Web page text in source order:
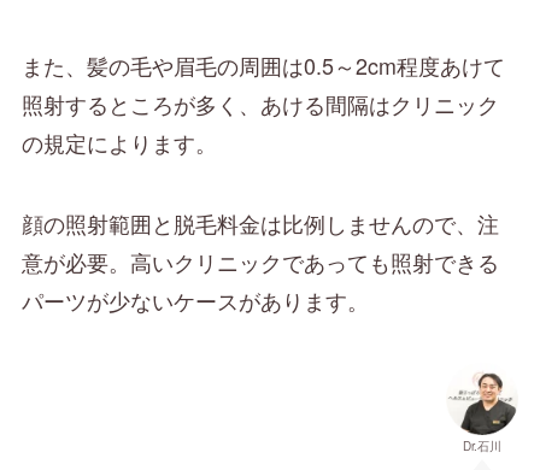
また、髪の毛や眉毛の周囲は0.5～2cm程度あけて
照射するところが多く、あける間隔はクリニック
の規定によります。
顔の照射範囲と脱毛料金は比例しませんので、注
意が必要。高いクリニックであっても照射できる
パーツが少ないケースがあります。
Dr.石川